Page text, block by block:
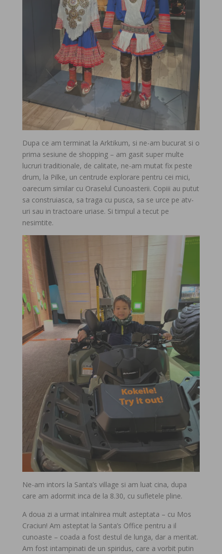
Dupa ce am terminat la Arktikum, si ne-am bucurat si o
prima sesiune de shopping – am gasit super multe
lucruri traditionale, de calitate, ne-am mutat fix peste
drum, la Pilke, un centrude explorare pentru cei mici,
oarecum similar cu Oraselul Cunoasterii. Copiii au putut
sa construiasca, sa traga cu pusca, sa se urce pe atv-
uri sau in tractoare uriase. Si timpul a tecut pe
nesimtite.
Ne-am intors la Santa’s village si am luat cina, dupa
care am adormit inca de la 8.30, cu sufletele pline.
A doua zi a urmat intalnirea mult asteptata – cu Mos
Craciun! Am asteptat la Santa’s Office pentru a il
cunoaste – coada a fost destul de lunga, dar a meritat.
Am fost intampinati de un spiridus, care a vorbit putin